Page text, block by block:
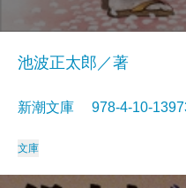
池波正太郎／著
新潮文庫 978-4-10-
文庫